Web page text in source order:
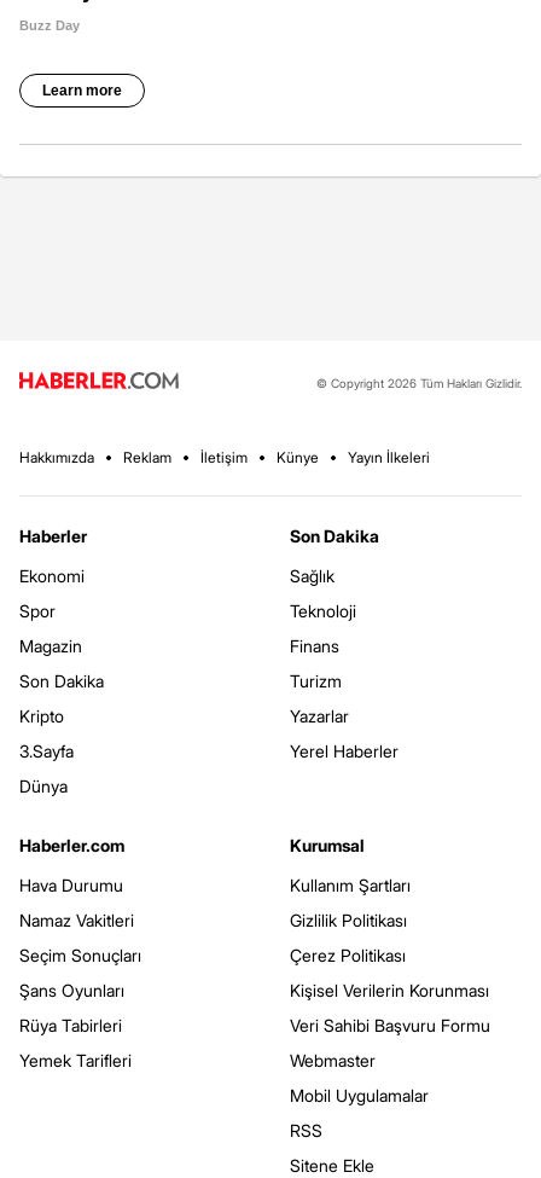
© Copyright 2026 Tüm Hakları Gizlidir.
Hakkımızda Reklam İletişim Künye Yayın İlkeleri
Haberler
Ekonomi
Spor
Magazin
Son Dakika
Kripto
3.Sayfa
Dünya
Son Dakika
Sağlık
Teknoloji
Finans
Turizm
Yazarlar
Yerel Haberler
Haberler.com
Hava Durumu
Namaz Vakitleri
Seçim Sonuçları
Şans Oyunları
Rüya Tabirleri
Yemek Tarifleri
Kurumsal
Kullanım Şartları
Gizlilik Politikası
Çerez Politikası
Kişisel Verilerin Korunması
Veri Sahibi Başvuru Formu
Webmaster
Mobil Uygulamalar
RSS
Sitene Ekle